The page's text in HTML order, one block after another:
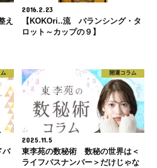
え
2016.2.23
【KOKOri..流 バランシング・タ
ロット～カップの９】
バ
開運コラム
2025.11.5
東李苑の数秘術 数秘の世界は＜
ライフパスナンバー＞だけじゃな